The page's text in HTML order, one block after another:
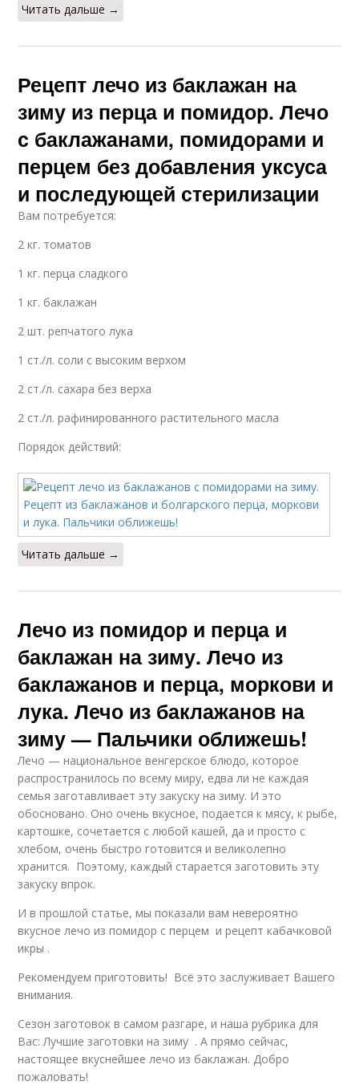
Читать дальше →
Рецепт лечо из баклажан на
зиму из перца и помидор. Лечо
с баклажанами, помидорами и
перцем без добавления уксуса
и последующей стерилизации
Вам потребуется:
2 кг. томатов
1 кг. перца сладкого
1 кг. баклажан
2 шт. репчатого лука
1 ст./л. соли с высоким верхом
2 ст./л. сахара без верха
2 ст./л. рафинированного растительного масла
Порядок действий:
Читать дальше →
Лечо из помидор и перца и
баклажан на зиму. Лечо из
баклажанов и перца, моркови и
лука. Лечо из баклажанов на
зиму — Пальчики оближешь!
Лечо — национальное венгерское блюдо, которое
распространилось по всему миру, едва ли не каждая
семья заготавливает эту закуску на зиму. И это
обосновано. Оно очень вкусное, подается к мясу, к рыбе,
картошке, сочетается с любой кашей, да и просто с
хлебом, очень быстро готовится и великолепно
хранится. Поэтому, каждый старается заготовить эту
закуску впрок.
И в прошлой статье, мы показали вам невероятно
вкусное лечо из помидор с перцем и рецепт кабачковой
икры .
Рекомендуем приготовить! Всё это заслуживает Вашего
внимания.
Сезон заготовок в самом разгаре, и наша рубрика для
Вас: Лучшие заготовки на зиму . А прямо сейчас,
настоящее вкуснейшее лечо из баклажан. Добро
пожаловать!